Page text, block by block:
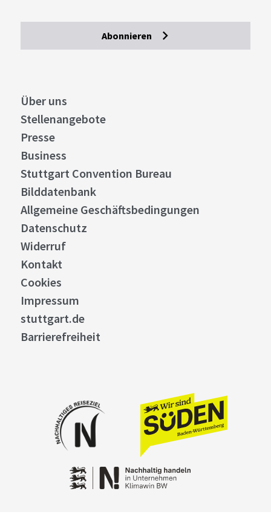
Abonnieren
Über uns
Stellenangebote
Presse
Business
Stuttgart Convention Bureau
Bilddatenbank
Allgemeine Geschäftsbedingungen
Datenschutz
Widerruf
Kontakt
Cookies
Impressum
stuttgart.de
Barrierefreiheit